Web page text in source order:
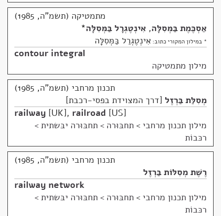
מתמטיקה (תשמ"ה, 1985)
אַסְכֶּמֶת בַּמְּסִלָּה, אִינְטֶגְרָל בַּמְּסִלָּה*
* במילון המקורי כתוב: אִינְטֶגְרַל בַּמְּסִלָּה
contour integral
מילון מתמטיקה
תכנון מרחבי (תשמ"ה, 1985)
מְסִלַּת בַּרְזֶל דרך המצוידת בפסי-רכבת
railway UK , railroad US
מילון תכנון מרחבי > תחבּוּרה > תחבּוּרה יבּשתית >
רכּבוֹת
תכנון מרחבי (תשמ"ה, 1985)
רֶשֶׁת מְסִלּוֹת בַּרְזֶל
railway network
מילון תכנון מרחבי > תחבּוּרה > תחבּוּרה יבּשתית >
רכּבוֹת